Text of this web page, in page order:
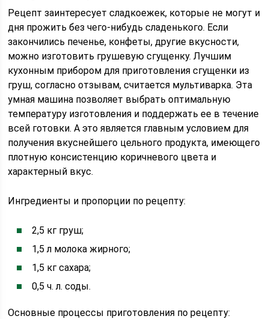
Рецепт заинтересует сладкоежек, которые не могут и
дня прожить без чего-нибудь сладенького. Если
закончились печенье, конфеты, другие вкусности,
можно изготовить грушевую сгущенку. Лучшим
кухонным прибором для приготовления сгущенки из
груш, согласно отзывам, считается мультиварка. Эта
умная машина позволяет выбрать оптимальную
температуру изготовления и поддержать ее в течение
всей готовки. А это является главным условием для
получения вкуснейшего цельного продукта, имеющего
плотную консистенцию коричневого цвета и
характерный вкус.
Ингредиенты и пропорции по рецепту:
2,5 кг груш;
1,5 л молока жирного;
1,5 кг сахара;
0,5 ч. л. соды.
Основные процессы приготовления по рецепту: